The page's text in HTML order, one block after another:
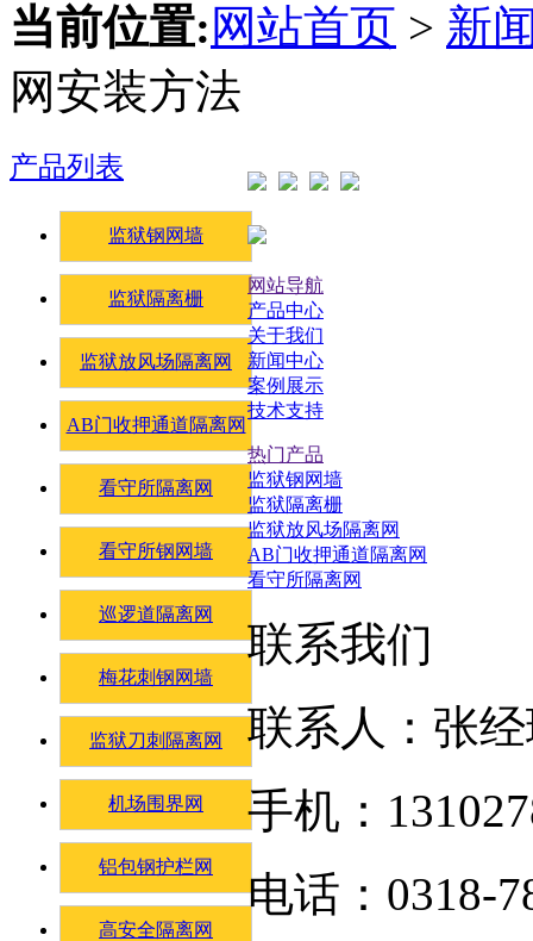
当前位置: 网站首页 > 新
网安装方法
产品列表
监狱钢网墙
监狱隔离栅
监狱放风场隔离网
AB门收押通道隔离网
看守所隔离网
看守所钢网墙
巡逻道隔离网
梅花刺钢网墙
监狱刀刺隔离网
机场围界网
铝包钢护栏网
高安全隔离网
网站导航
产品中心
关于我们
新闻中心
案例展示
技术支持
热门产品
监狱钢网墙
监狱隔离栅
监狱放风场隔离网
AB门收押通道隔离网
看守所隔离网
联系我们
联系人：张
手机：
电话：0318-